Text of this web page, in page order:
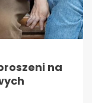
na